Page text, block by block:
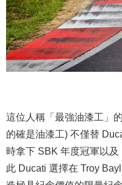
這位人稱「最強油漆工」
的確是油漆工) 不僅替
時拿下 SBK 年度冠軍以
此 Ducati 選擇在 Troy